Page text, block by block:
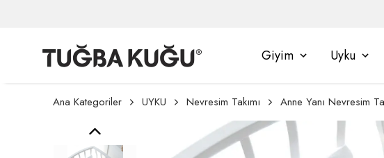
Giyim Uyku
Ana Kategoriler UYKU Nevresim Takımı Anne Yanı Nevresim